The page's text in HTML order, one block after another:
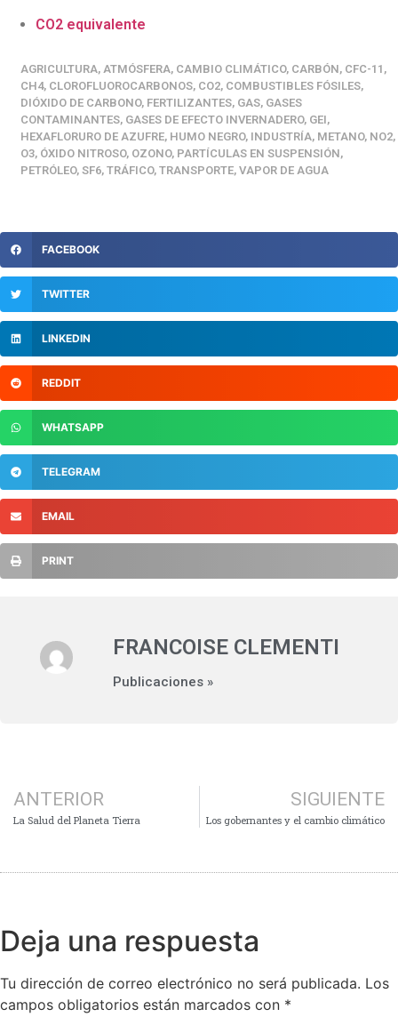
CO2 equivalente
AGRICULTURA, ATMÓSFERA, CAMBIO CLIMÁTICO, CARBÓN, CFC-11 ,
CH4, CLOROFLUOROCARBONOS, CO2, COMBUSTIBLES FÓSILES,
DIÓXIDO DE CARBONO, FERTILIZANTES, GAS, GASES
CONTAMINANTES, GASES DE EFECTO INVERNADERO, GEI,
HEXAFLORURO DE AZUFRE, HUMO NEGRO, INDUSTRÍA, METANO, NO2,
O3, ÓXIDO NITROSO, OZONO, PARTÍCULAS EN SUSPENSIÓN,
PETRÓLEO, SF6, TRÁFICO, TRANSPORTE, VAPOR DE AGUA
FACEBOOK
TWITTER
LINKEDIN
REDDIT
WHATSAPP
TELEGRAM
EMAIL
PRINT
FRANCOISE CLEMENTI
Publicaciones »
ANTERIOR
La Salud del Planeta Tierra
SIGUIENTE
Los gobernantes y el cambio climático
Deja una respuesta
Tu dirección de correo electrónico no será publicada. Los
campos obligatorios están marcados con *